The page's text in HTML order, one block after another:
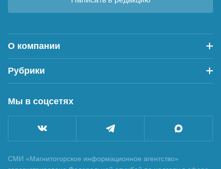
О компании
Рубрики
Мы в соцсетях
СМИ «Магнитогорское информационное агентство»